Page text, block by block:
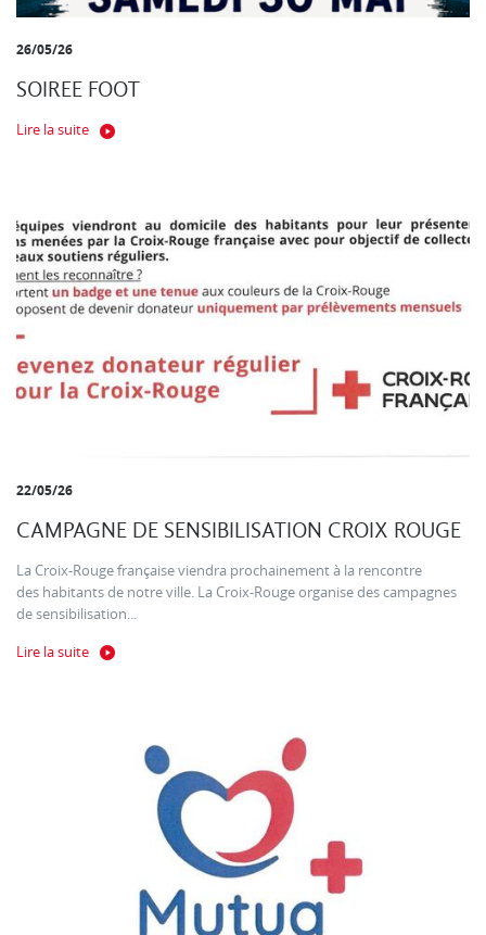
26/05/26
SOIREE FOOT
Lire la suite
22/05/26
CAMPAGNE DE SENSIBILISATION CROIX ROUGE
La Croix-Rouge française viendra prochainement à la rencontre
des habitants de notre ville. La Croix-Rouge organise des campagnes
de sensibilisation...
Lire la suite